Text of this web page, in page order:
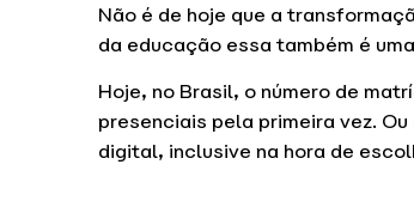
Não é de hoje que a
da educação essa também é
Hoje, no Brasil, o número de
presenciais pela primeira vez.
digital, inclusive na hora de